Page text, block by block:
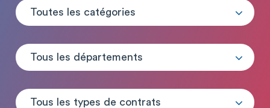
Toutes les catégories
Tous les départements
Tous les types de contrats